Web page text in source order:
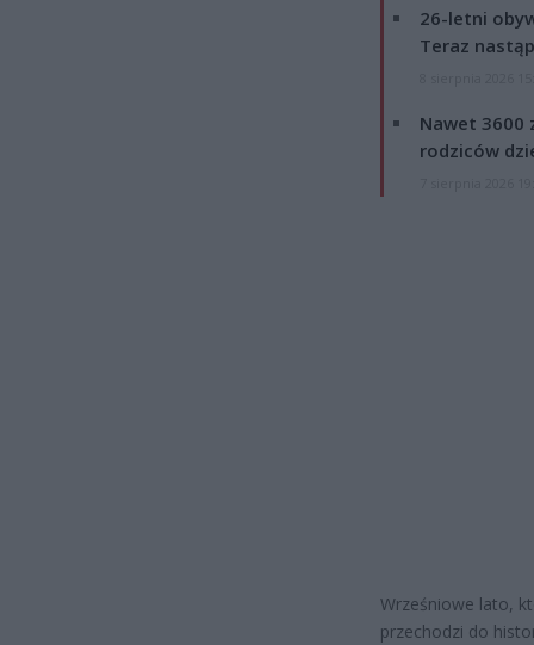
26-letni
Teraz
Nawet 3600
rodziców
Wrześniowe lato,
przechodzi do